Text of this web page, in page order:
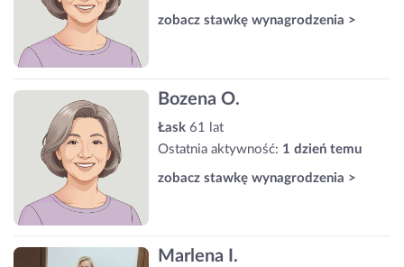
zobacz stawkę wynagrodzenia >
Bozena O.
Łask 61 lat
Ostatnia aktywność: 1 dzień temu
zobacz stawkę wynagrodzenia >
Marlena I.